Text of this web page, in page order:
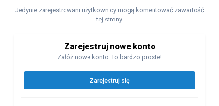
Jedynie zarejestrowani użytkownicy mogą komentować zawartość
tej strony.
Zarejestruj nowe konto
Załóż nowe konto. To bardzo proste!
Zarejestruj się